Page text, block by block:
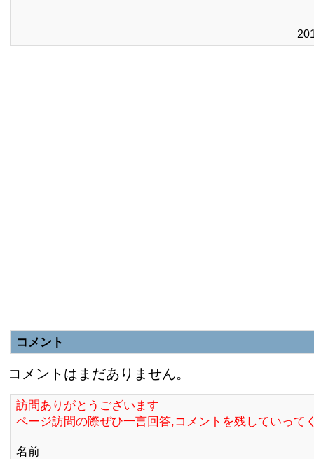
コメント
コメントはまだありません。
訪問ありがとうございます
ページ訪問の際ぜひ一言回答,コメントを残していって
名前